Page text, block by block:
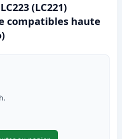
(LC221)
compatibles haute